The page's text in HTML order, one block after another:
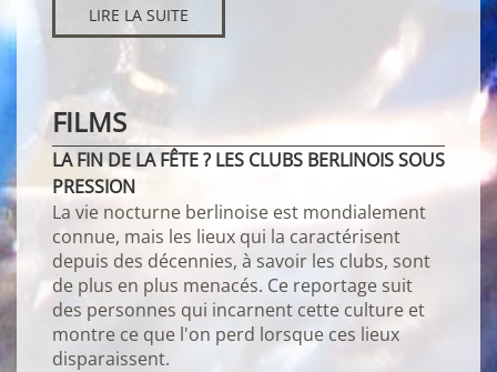
LIRE LA SUITE
FILMS
LA FIN DE LA FÊTE ? LES CLUBS BERLINOIS SOUS
PRESSION
La vie nocturne berlinoise est mondialement
connue, mais les lieux qui la caractérisent
depuis des décennies, à savoir les clubs, sont
de plus en plus menacés. Ce reportage suit
des personnes qui incarnent cette culture et
montre ce que l'on perd lorsque ces lieux
disparaissent.